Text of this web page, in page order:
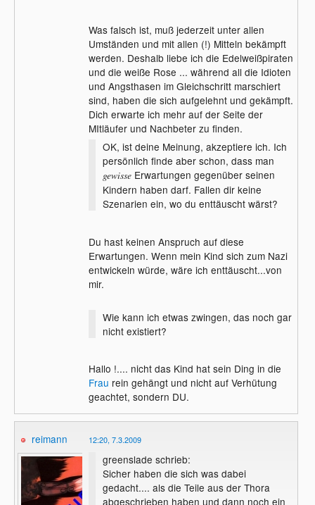
Was falsch ist, muß jederzeit unter allen
Umständen und mit allen (!) Mitteln bekämpft
werden. Deshalb liebe ich die Edelweißpiraten
und die weiße Rose ... während all die Idioten
und Angsthasen im Gleichschritt marschiert
sind, haben die sich aufgelehnt und gekämpft.
Dich erwarte ich mehr auf der Seite der
MItläufer und Nachbeter zu finden.
OK, ist deine Meinung, akzeptiere ich. Ich
persönlich finde aber schon, dass man
gewisseErwartungen gegenüber seinen
Kindern haben darf. Fallen dir keine
Szenarien ein, wo du enttäuscht wärst?
Du hast keinen Anspruch auf diese
Erwartungen. Wenn mein Kind sich zum Nazi
entwickeln würde, wäre ich enttäuscht...von
mir.
Wie kann ich etwas zwingen, das noch gar
nicht existiert?
Hallo !.... nicht das Kind hat sein Ding in die
Frau rein gehängt und nicht auf Verhütung
geachtet, sondern DU.
reimann 12:20, 7.3.2009
greenslade schrieb:
Sicher haben die sich was dabei
gedacht.... als die Teile aus der Thora
abgeschrieben haben und dann noch ein